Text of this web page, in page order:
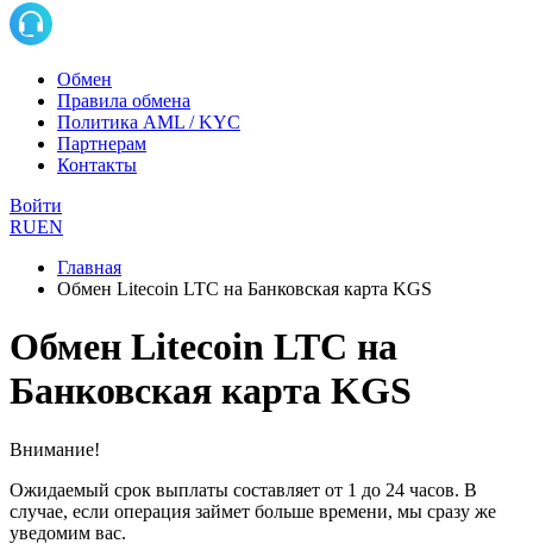
Обмен
Правила обмена
Политика AML / KYC
Партнерам
Контакты
Войти
RUEN
Главная
Обмен Litecoin LTC на Банковская карта KGS
Обмен Litecoin LTC на
Банковская карта KGS
Внимание!
Ожидаемый срок выплаты составляет от 1 до 24 часов. В
случае, если операция займет больше времени, мы сразу же
уведомим вас.